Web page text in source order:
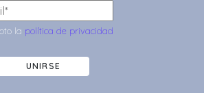
la política de privacidad
UNIRSE